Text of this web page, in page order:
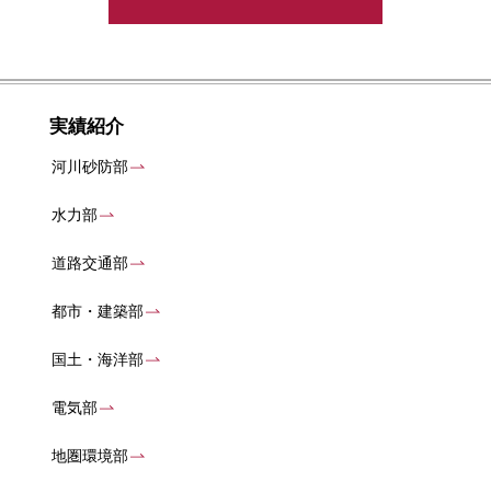
実績紹介
河川砂防部
水力部
道路交通部
都市・建築部
国土・海洋部
電気部
地圏環境部